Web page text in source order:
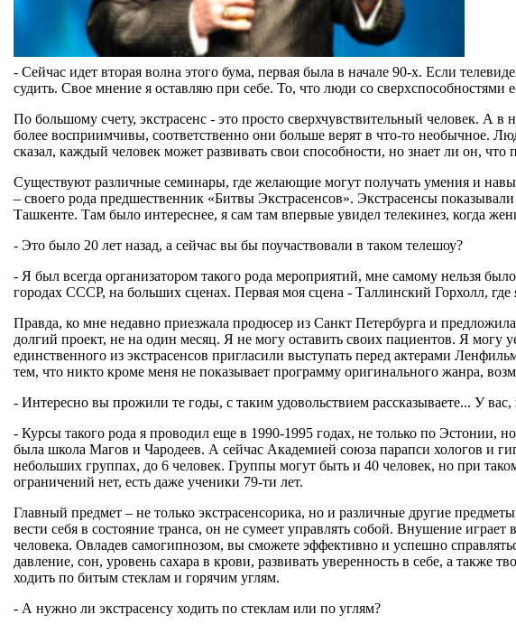
- Сейчас идет вторая волна этого бума, первая была в начале 90-х. Если
судить. Свое мнение я оставляю при себе. То, что люди со
По большому счету, экстрасенс - это просто сверхчувствительный человек. А
более восприимчивы, соответственно они больше верят в что-то необычное.
сказал, каждый человек может развивать свои способности, но знает ли он, что
Существуют различные семинары, где желающие могут получать умения и
– своего рода предшественник «Битвы Экстрасенсов». Экстрасенсы
Ташкенте. Там было интереснее, я сам там впервые увидел телекинез, когда
- Это было 20 лет назад, а сейчас вы бы поучаствовали в таком телешоу?
- Я был всегда организатором такого рода мероприятий, мне самому нельзя
городах СССР, на больших сценах. Первая моя сцена - Таллинский Горхолл, где
Правда, ко мне недавно приезжала продюсер из Санкт Петербурга и
долгий проект, не на один месяц. Я не могу оставить своих пациентов. Я могу
единственного из экстрасенсов пригласили выступать перед актерами
тем, что никто кроме меня не показывает программу оригинального жанра,
- Интересно вы прожили те годы, с таким удовольствием рассказываете... У
- Курсы такого рода я проводил еще в 1990-1995 годах, не только по
была школа Магов и Чародеев. А сейчас Академией союза парапси хологов и
небольших группах, до 6 человек. Группы могут быть и 40 человек, но при
ограничений нет, есть даже ученики 79-ти лет.
Главный предмет – не только экстрасенсорика, но и различные другие
вести себя в состояние транса, он не сумеет управлять собой. Внушение
человека. Овладев самогипнозом, вы сможете эффективно и успешно
давление, сон, уровень сахара в крови, развивать уверенность в себе, а
ходить по битым стеклам и горячим углям.
- А нужно ли экстрасенсу ходить по стеклам или по углям?